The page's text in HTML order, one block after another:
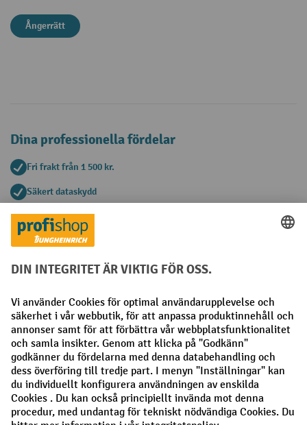
Ångerrätt
Dina professionella fördelar
Fri frakt från 1 500 kr.
Säkert dataskydd
Personlig köprådgivning
Betalningsmetoder
Faktura Förskottsbetalning
Sociala nätverk
Facebook
LinkedIn
Instagram